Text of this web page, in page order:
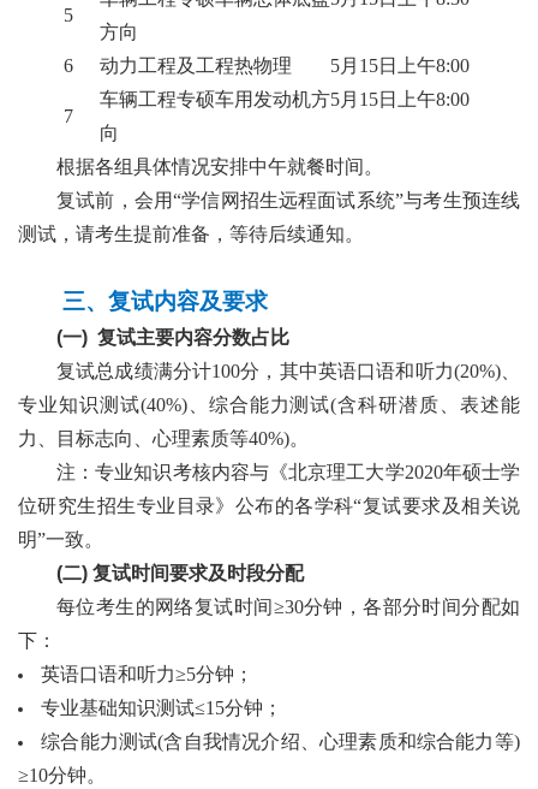
5
方向
6 动力工程及工程热物理 5月15日上午8:00
7
车辆工程专硕车用发动机方
向
5月15日上午8:00
根据各组具体情况安排中午就餐时间。
复试前，会用“学信网招生远程面试系统”与考生预连线
测试，请考生提前准备，等待后续通知。
三、复试内容及要求
(一)复试主要内容分数占比
复试总成绩满分计100分，其中英语口语和听力(20%)、
专业知识测试(40%)、综合能力测试(含科研潜质、表述能
力、
目标志向、 心理素质等40%)。
注：专业知识考核内容与《北京理工大学2020年硕士学
位研究生招生专业目录》公布的各学科“复试要求及相关说
明”一致。
(二)复试时间要求及时段分配
每位考生的网络复试时间≥30分钟，各部分时间分配如
下：
英语口语和听力≥5分钟；
专业基础知识测试≤1 5分钟；
综合能力测试(含自我情况介绍、心理素质和综合能力等)
≥10分钟。